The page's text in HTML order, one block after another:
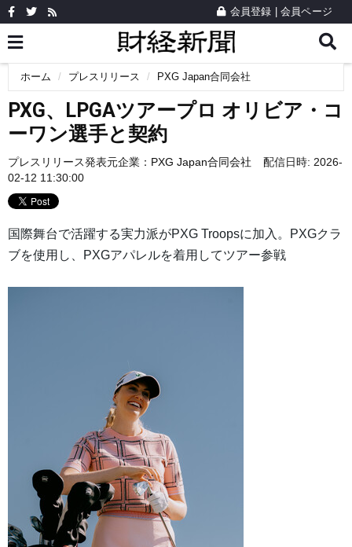
会員登録 会員ページ
ホーム プレスリリース PXG Japan合同会社
PXG、LPGAツアープロ オリビア・コ
ーワン選手と契約
プレスリリース発表元企業： PXG Japan合同会社
配信日時: 2026-
02-12 11:30:00
国際舞台で活躍する実力派がPXG Troopsに加入。PXGクラ
ブを使用し、PXGアパレルを着用してツアー参戦